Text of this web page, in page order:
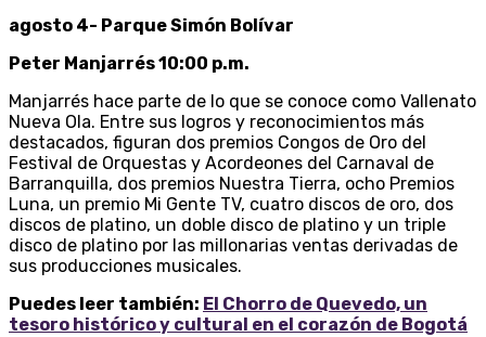
agosto 4- Parque Simón Bolívar
Peter Manjarrés 10:00 p.m.
Manjarrés hace parte de lo que se conoce como Vallenato
Nueva Ola. Entre sus logros y reconocimientos más
destacados, figuran dos premios Congos de Oro del
Festival de Orquestas y Acordeones del Carnaval de
Barranquilla, dos premios Nuestra Tierra, ocho Premios
Luna, un premio Mi Gente TV, cuatro discos de oro, dos
discos de platino, un doble disco de platino y un triple
disco de platino por las millonarias ventas derivadas de
sus producciones musicales.
Puedes leer también: El Chorro de Quevedo, un
tesoro histórico y cultural en el corazón de Bogotá